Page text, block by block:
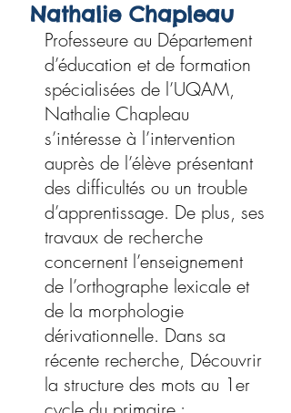
Nathalie Chapleau
Professeure au Département
d’éducation et de formation
spécialisées de l’UQAM,
Nathalie Chapleau
s’intéresse à l’intervention
auprès de l’élève présentant
des difficultés ou un trouble
d’apprentissage. De plus, ses
travaux de recherche
concernent l’enseignement
de l’orthographe lexicale et
de la morphologie
dérivationnelle. Dans sa
récente recherche, Découvrir
la structure des mots au 1er